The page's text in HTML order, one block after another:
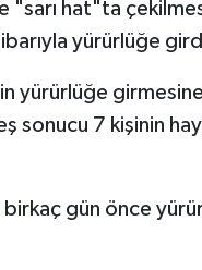
hat"ta
yürürlüğe
yürürlüğe
sonucu 7 kişinin
birkaç gün önce